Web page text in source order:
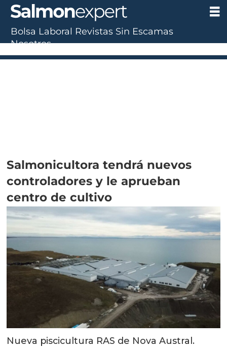
Salmonicultora tendrá nuevos
controladores y le aprueban
centro de cultivo
Nueva piscicultura RAS de Nova Austral.
Bolsa Laboral Revistas Sin Escamas
Nosotros